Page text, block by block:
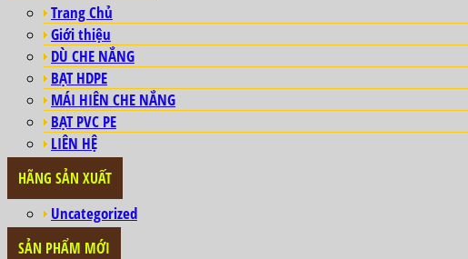
Trang Chủ
Giới thiệu
DÙ CHE NẮNG
BẠT HDPE
MÁI HIÊN CHE NẮNG
BẠT PVC PE
LIÊN HỆ
HÃNG SẢN XUẤT
Uncategorized
SẢN PHẨM MỚI